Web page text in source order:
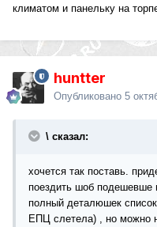
климатом и панельку на
huntter
Опубликовано 5
\ сказал:
хочется так поставь.
поездить шоб подешевше
полный деталюшек
ЕПЦ слетела) , но можно